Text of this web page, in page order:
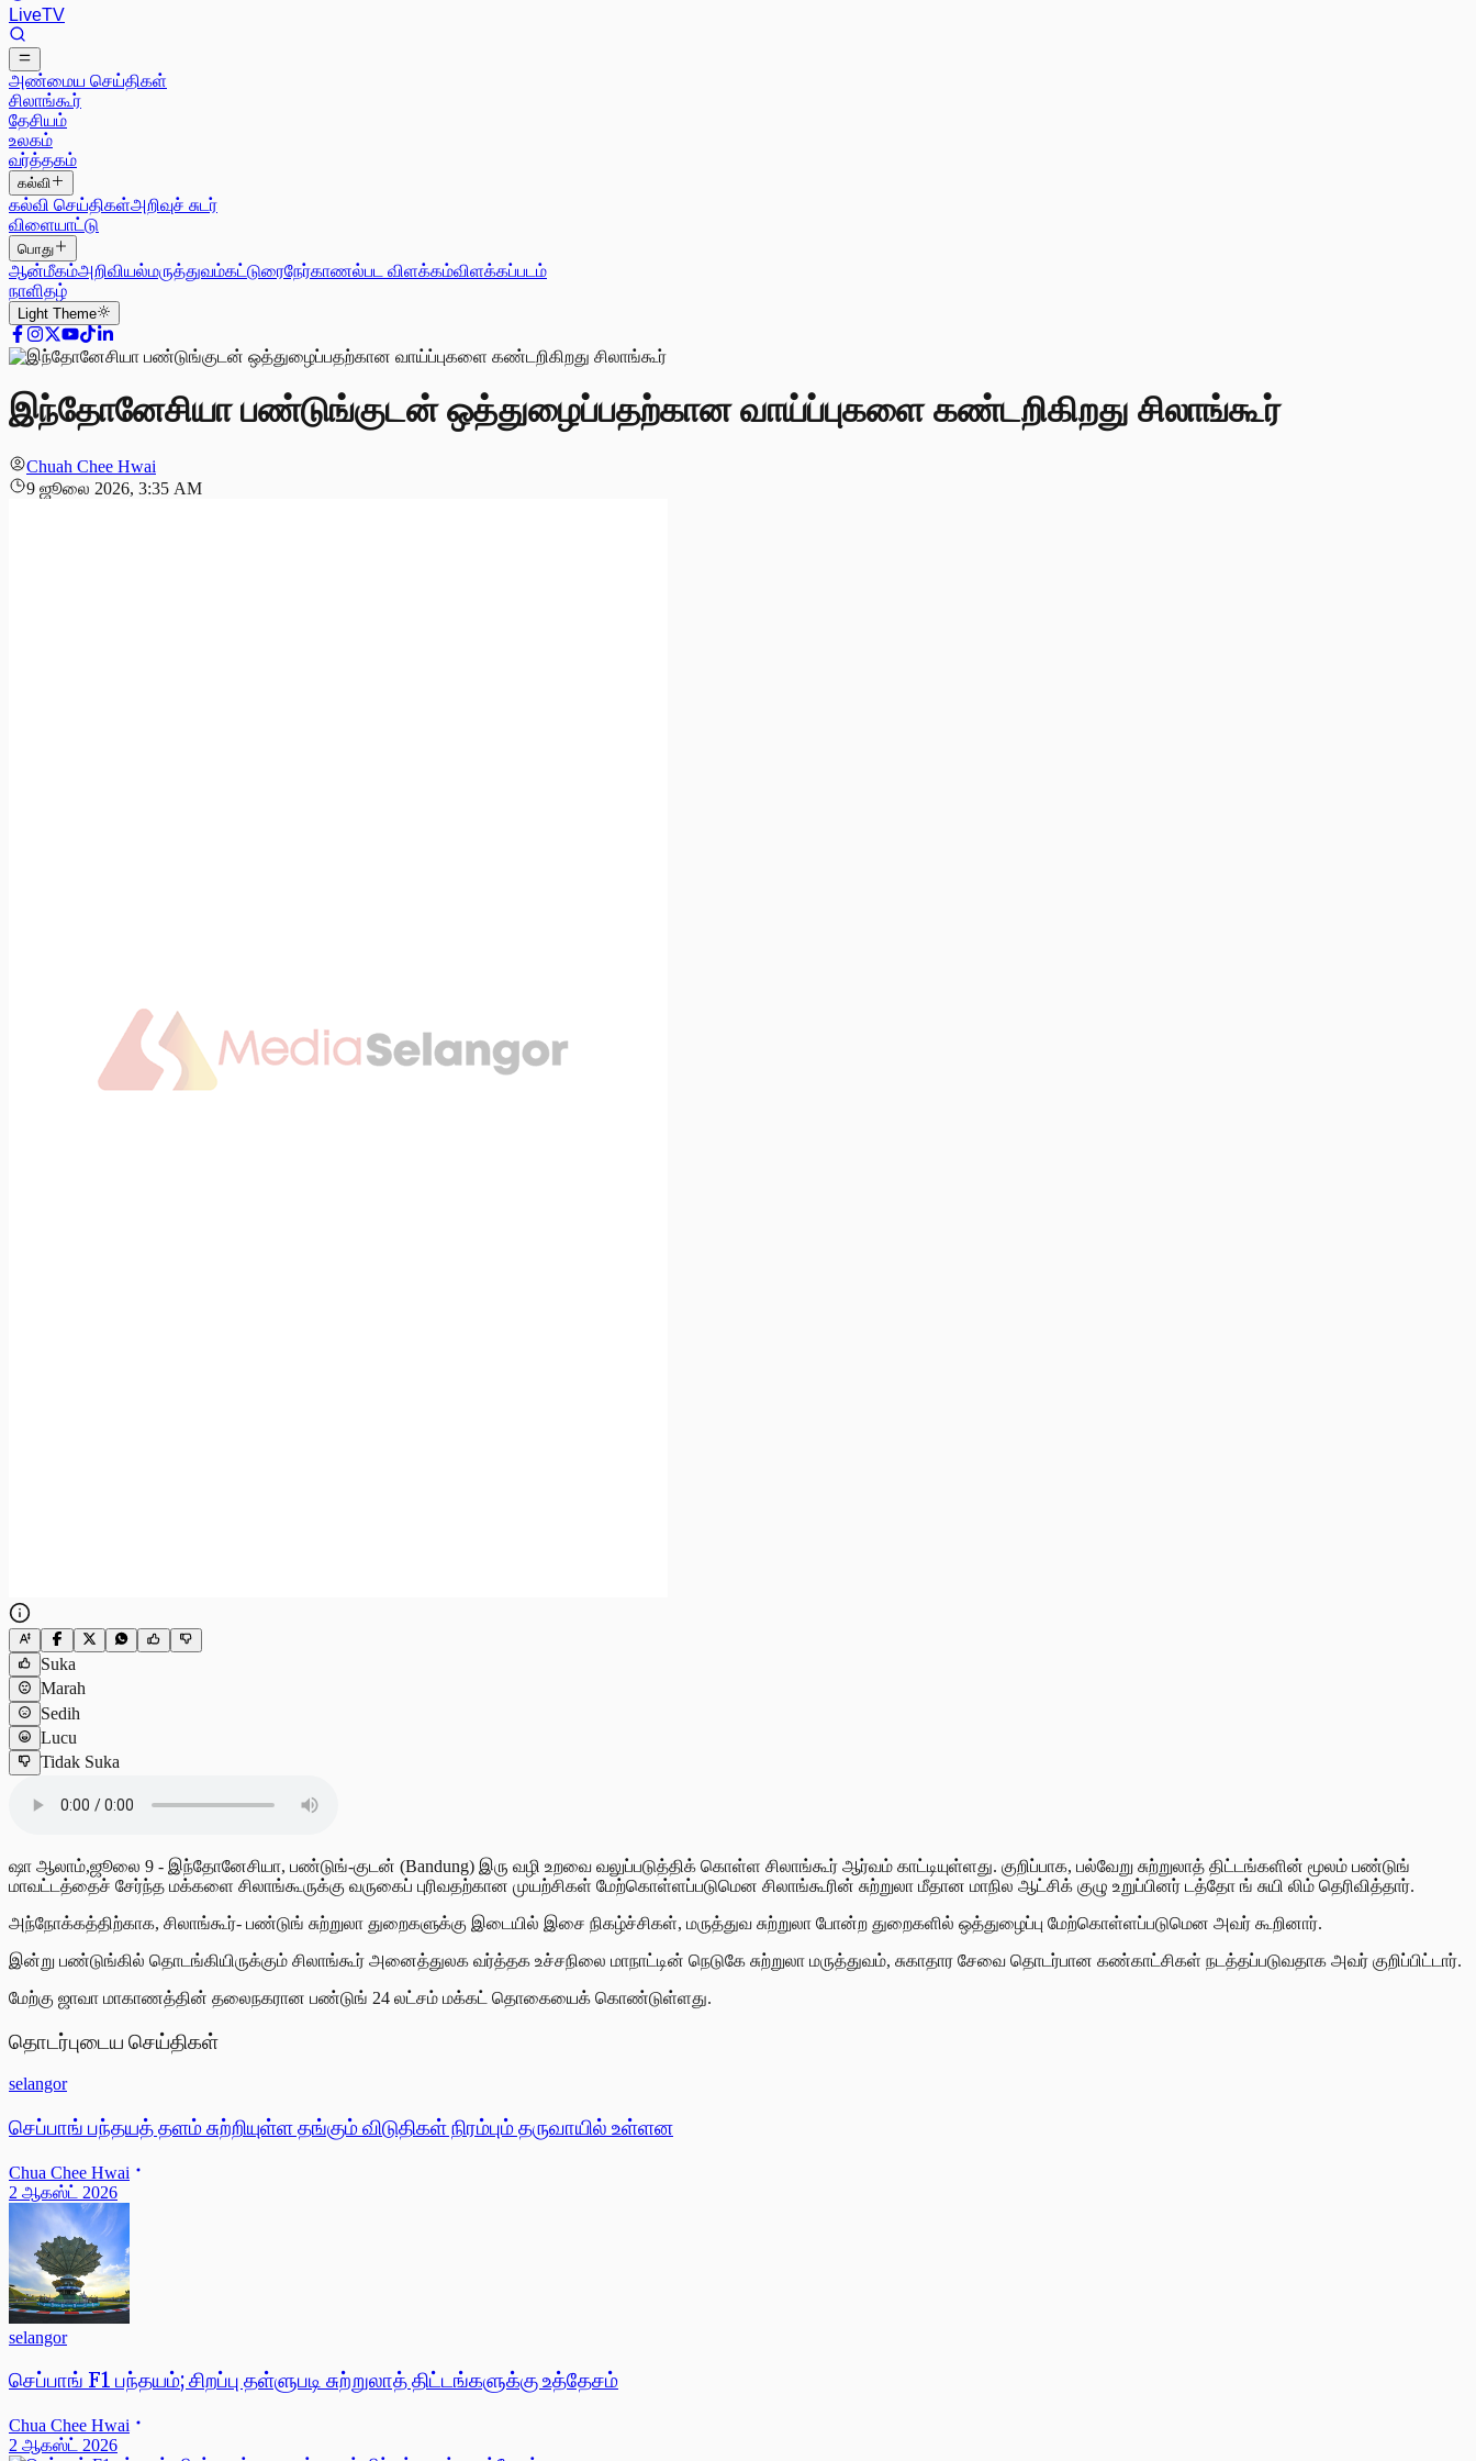
LiveTV
அண்மைய செய்திகள்
சிலாங்கூர்
தேசியம்
உலகம்
வர்த்தகம்
கல்வி
கல்வி செய்திகள்அறிவுச் சுடர்
விளையாட்டு
பொது
ஆன்மீகம்அறிவியல்மருத்துவம்கட்டுரைநேர்காணல்பட விளக்கம்விளக்கப்படம்
நாளிதழ்
Light Theme
இந்தோனேசியா பண்டுங்குடன் ஒத்துழைப்பதற்கான வாய்ப்புகளை கண்டறிகிறது சிலாங்கூர்
Chuah Chee Hwai
9 ஜூலை 2026, 3:35 AM
Suka
Marah
Sedih
Lucu
Tidak Suka
ஷா ஆலாம்,ஜூலை 9 - இந்தோனேசியா, பண்டுங்-குடன் (Bandung) இரு வழி உறவை வலுப்படுத்திக் கொள்ள சிலாங்கூர் ஆர்வம் காட்டியுள்ளது. குறிப்பாக, பல்வேறு சுற்றுலாத் திட்டங்களின் மூலம் பண்டுங்
மாவட்டத்தைச் சேர்ந்த மக்களை சிலாங்கூருக்கு வருகைப் புரிவதற்கான முயற்சிகள் மேற்கொள்ளப்படுமென சிலாங்கூரின் சுற்றுலா மீதான மாநில ஆட்சிக் குழு உறுப்பினர் டத்தோ ங் சுயி லிம் தெரிவித்தார்.
அந்நோக்கத்திற்காக, சிலாங்கூர்- பண்டுங் சுற்றுலா துறைகளுக்கு இடையில் இசை நிகழ்ச்சிகள், மருத்துவ சுற்றுலா போன்ற துறைகளில் ஒத்துழைப்பு மேற்கொள்ளப்படுமென அவர் கூறினார்.
இன்று பண்டுங்கில் தொடங்கியிருக்கும் சிலாங்கூர் அனைத்துலக வர்த்தக உச்சநிலை மாநாட்டின் நெடுகே சுற்றுலா மருத்துவம், சுகாதார சேவை தொடர்பான கண்காட்சிகள் நடத்தப்படுவதாக அவர் குறிப்பிட்டார்.
மேற்கு ஜாவா மாகாணத்தின் தலைநகரான பண்டுங் 24 லட்சம் மக்கட் தொகையைக் கொண்டுள்ளது.
தொடர்புடைய செய்திகள்
selangor
செப்பாங் பந்தயத் தளம் சுற்றியுள்ள தங்கும் விடுதிகள் நிரம்பும் தருவாயில் உள்ளன
Chua Chee Hwai
2 ஆகஸ்ட் 2026
selangor
செப்பாங் F1 பந்தயம்; சிறப்பு தள்ளுபடி சுற்றுலாத் திட்டங்களுக்கு உத்தேசம்
Chua Chee Hwai
2 ஆகஸ்ட் 2026